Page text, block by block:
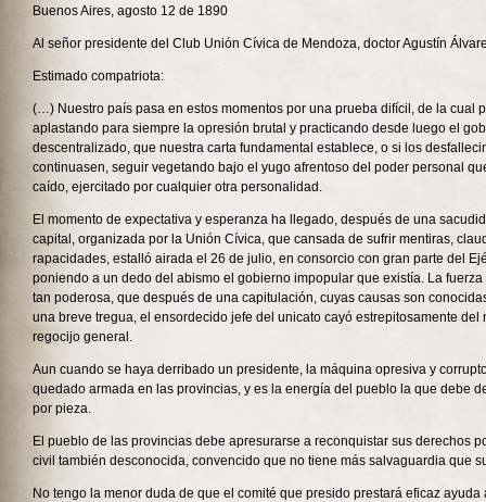
Buenos Aires, agosto 12 de 1890
Al señor presidente del Club Unión Cívica de Mendoza, doctor Agustín
Estimado compatriota:
(…) Nuestro país pasa en estos momentos por una prueba difícil, de la cual
aplastando para siempre la opresión brutal y practicando desde luego el
descentralizado, que nuestra carta fundamental establece, o si los
continuasen, seguir vegetando bajo el yugo afrentoso del poder personal
caído, ejercitado por cualquier otra personalidad.
El momento de expectativa y esperanza ha llegado, después de una
capital, organizada por la Unión Cívica, que cansada de sufrir mentiras,
rapacidades, estalló airada el 26 de julio, en consorcio con gran parte del
poniendo a un dedo del abismo el gobierno impopular que existía. La
tan poderosa, que después de una capitulación, cuyas causas son
una breve tregua, el ensordecido jefe del unicato cayó estrepitosamente del
regocijo general.
Aun cuando se haya derribado un presidente, la máquina opresiva y
quedado armada en las provincias, y es la energía del pueblo la que debe
por pieza.
El pueblo de las provincias debe apresurarse a reconquistar sus derechos
civil también desconocida, convencido que no tiene más salvaguardia que
No tengo la menor duda de que el comité que presido prestará eficaz ayuda